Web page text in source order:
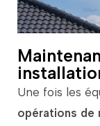
Une fois les
opérations de